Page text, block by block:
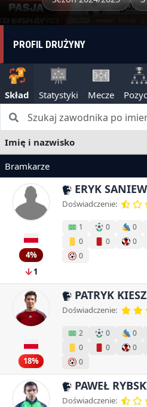
PROFIL DRUŻYNY
Skład Statystyki Mecze
Imię i nazwisko
Bramkarze
4%
1
ERYK
Doświadczenie:
1 0 0
0
0 0
0
18%
PATRYK
Doświadczenie:
2 0 0
0
0 0
0
PAWEŁ
Doświadczenie: